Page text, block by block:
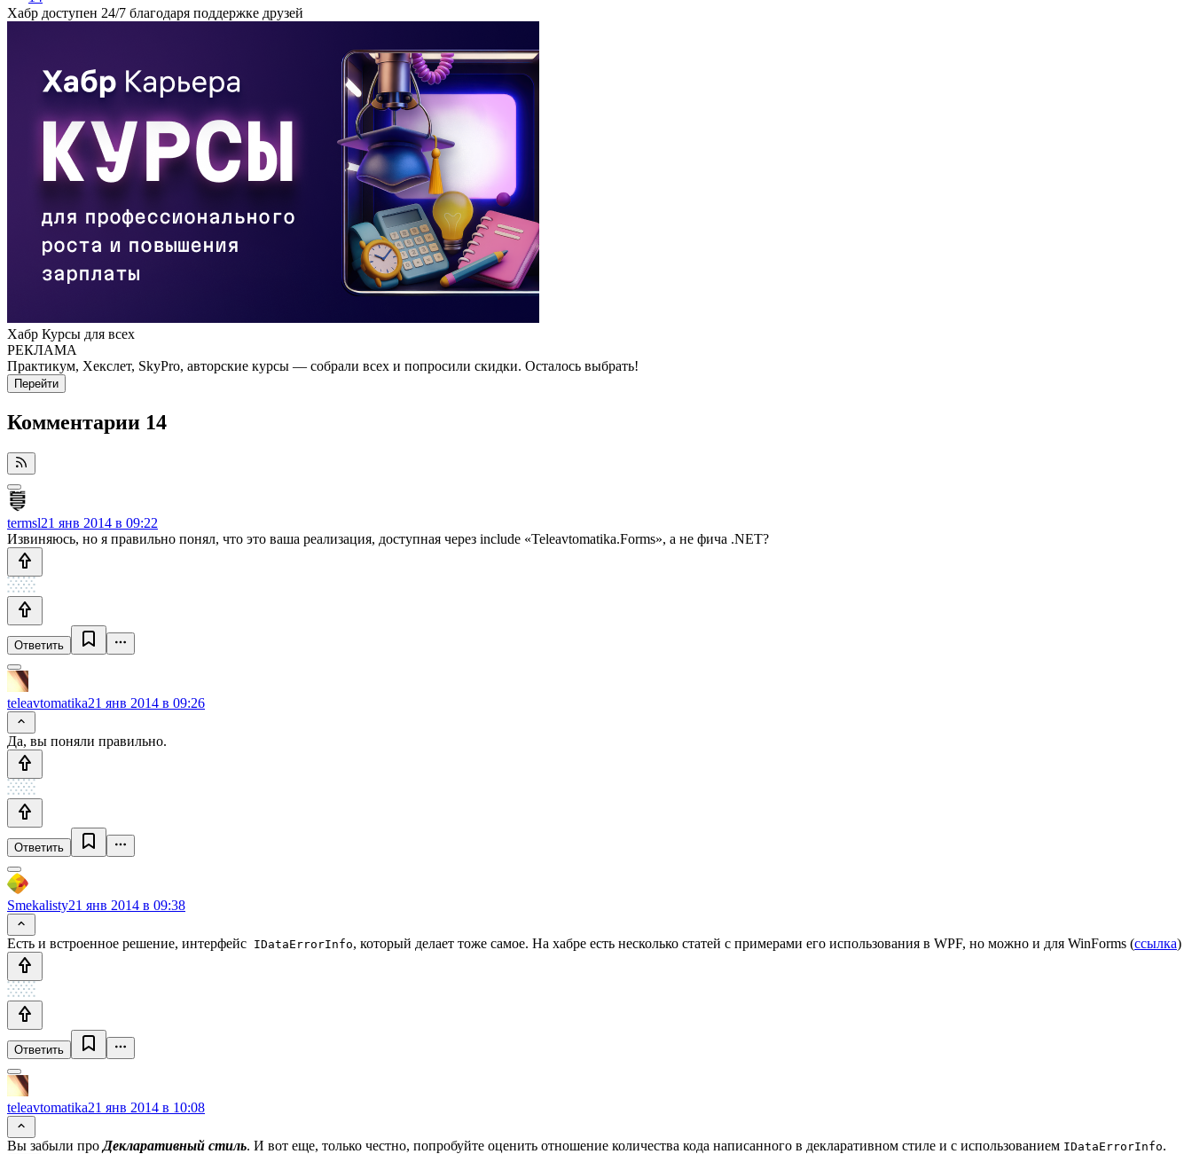
Хабр доступен 24/7 благодаря поддержке друзей
Хабр Курсы для всех
РЕКЛАМА
Практикум, Хекслет, SkyPro, авторские курсы — собрали всех и попросили скидки. Осталось выбрать!
Перейти
Комментарии 14
termsl21 янв 2014 в 09:22
Извиняюсь, но я правильно понял, что это ваша реализация, доступная через include «Teleavtomatika.Forms», а не фича .NET?
Ответить
teleavtomatika21 янв 2014 в 09:26
Да, вы поняли правильно.
Ответить
Smekalisty21 янв 2014 в 09:38
Есть и встроенное решение, интерфейс IDataErrorInfo, который делает тоже самое. На хабре есть несколько статей с примерами его использования в WPF, но можно и для WinForms (ссылка)
Ответить
teleavtomatika21 янв 2014 в 10:08
Вы забыли про Декларативный стиль. И вот еще, только честно, попробуйте оценить отношение количества кода написанного в декларативном стиле и с использованием IDataErrorInfo.